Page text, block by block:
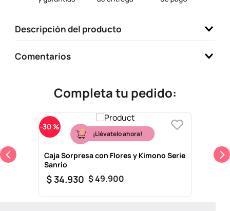
Descripción del producto
Comentarios
Completa tu pedido:
-30 %
¡Llévatelo ahora!
Caja Sorpresa con Flores y Kimono Serie
Sanrio
$49.900
$34.930
10. llaveros